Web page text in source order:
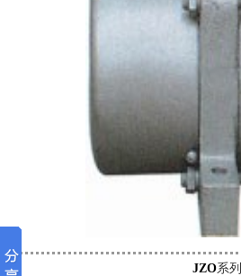
JZO系列